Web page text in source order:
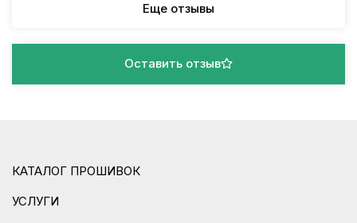
Еще отзывы
Оставить отзыв
КАТАЛОГ ПРОШИВОК
УСЛУГИ